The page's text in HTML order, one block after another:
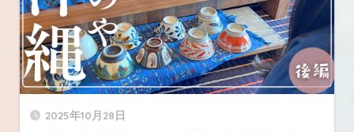
2025年10月28日